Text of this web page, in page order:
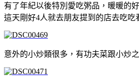
有了年紀以後特別愛吃粥品，暖暖的
這天剛好4人就去朋友提到的店去吃吃
意外的小炒類很多，有功夫菜跟小炒